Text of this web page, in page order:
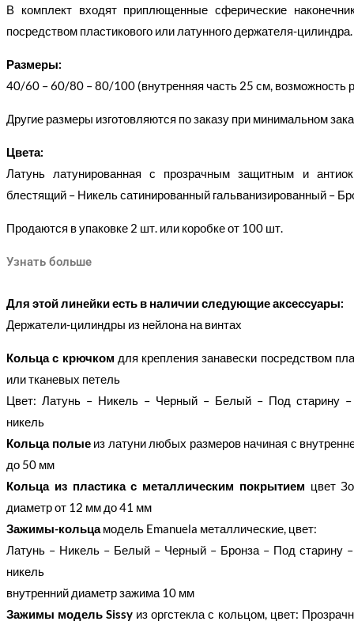
В комплект входят приплющенные сферические
посредством пластикового или латунного держателя-цилиндра.
Размеры:
40/60 – 60/80 – 80/100 (внутренняя часть 25 см, возможность
Другие размеры изготовляются по заказу при минимальном
Цвета:
Латунь латунированная с прозрачным защитным и
блестящий – Никель сатинированный гальванизированный –
Продаются в упаковке 2 шт. или коробке от 100 шт.
Узнать больше
Для этой линейки есть в наличии следующие аксессуары:
Держатели-цилиндры из нейлона на винтах
Кольца с крючком для крепления занавески посредством
или тканевых петель
Цвет: Латунь – Никель – Черный – Белый – Под старину –
никель
Кольца полыеиз латуни любых размеров начиная с
до 50 мм
Кольца из пластика с металлическим покрытием цвет
диаметр от 12 мм до 41 мм
Зажимы-кольцамодель Emanuela металлические, цвет:
Латунь – Никель – Белый – Черный – Бронза – Под старину
никель
внутренний диаметр зажима 10 мм
Зажимы модель Sissy из оргстекла с кольцом, цвет: